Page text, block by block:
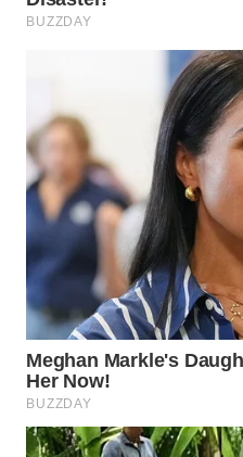
PRIANGAN
SEMARANG
WN
SOLO
BOROBUDUR
WN
MADURA
WN
SURABAYA